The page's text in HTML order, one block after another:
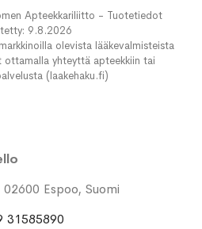
Apteekkariliitto - Tuotetiedot
9.8.2026
olevista lääkevalmisteista
ottamalla yhteyttä apteekkiin tai
(laakehaku.fi)
Espoo, Suomi
31585890